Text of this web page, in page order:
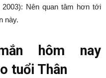
Nên quan tâm hơn tới
này.
hôm nay
tuổi Thân